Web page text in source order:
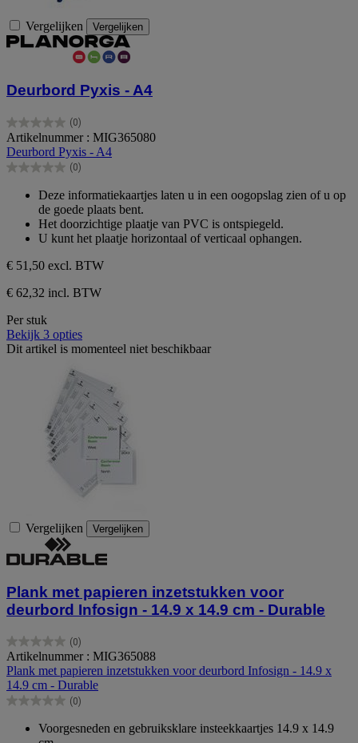
Vergelijken Vergelijken
Deurbord Pyxis - A4
(0)
0.0
van
de
5
Artikelnummer : MIG365080
Deurbord Pyxis - A4
(0)
0.0
sterren.
Deze informatiekaartjes laten u in een oogopslag zien of u op
de goede plaats bent.
Het doorzichtige plaatje van PVC is ontspiegeld.
U kunt het plaatje horizontaal of verticaal ophangen.
€ 51,50 excl. BTW
€ 62,32 incl. BTW
Per stuk
Bekijk 3 opties
Dit artikel is momenteel niet beschikbaar
Vergelijken Vergelijken
Plank met papieren inzetstukken voor
deurbord Infosign - 14.9 x 14.9 cm - Durable
(0)
0.0
van
de
5
sterren.
Artikelnummer : MIG365088
Plank met papieren inzetstukken voor deurbord Infosign - 14.9 x
14.9 cm - Durable
(0)
0.0
Voorgesneden en gebruiksklare insteekkaartjes 14.9 x 14.9